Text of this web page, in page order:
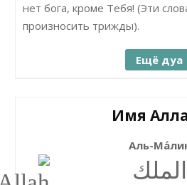
нет бога, кроме Тебя! (Эти
произносить трижды).
Ещё дуа
Имя
Аль-
الملك